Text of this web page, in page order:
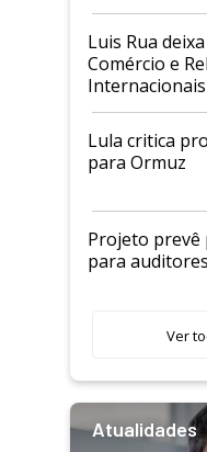
Luis Rua
Comércio e
Lula critica
para Ormuz
Projeto prevê
para
Ver
Atualidades